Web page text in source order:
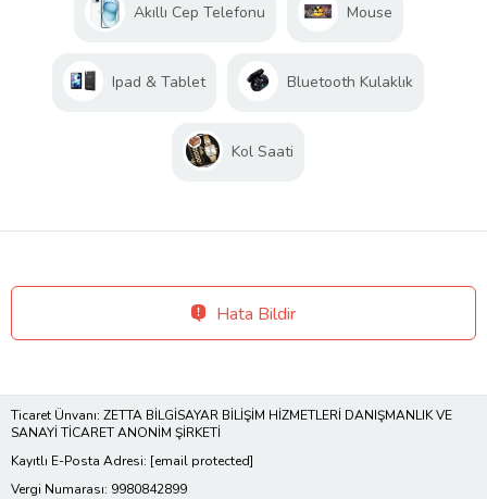
Akıllı Cep Telefonu Mouse
Ipad & Tablet Bluetooth Kulaklık
Kol Saati
Hata Bildir
Ticaret Ünvanı: ZETTA BİLGİSAYAR BİLİŞİM HİZMETLERİ DANIŞMANLIK VE
SANAYİ TİCARET ANONİM ŞİRKETİ
Kayıtlı E-Posta Adresi: [email protected]
Vergi Numarası: 9980842899